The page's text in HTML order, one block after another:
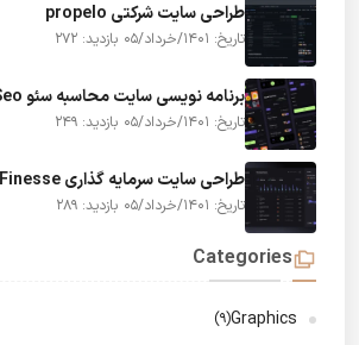
طراحی سایت شرکتی propelo
تاریخ: 1401/خرداد/05 بازدید: 272
برنامه نویسی سایت محاسبه سئو TrackSeo
تاریخ: 1401/خرداد/05 بازدید: 249
طراحی سایت سرمایه گذاری Finesse
تاریخ: 1401/خرداد/05 بازدید: 289
Categories
Graphics
(9)